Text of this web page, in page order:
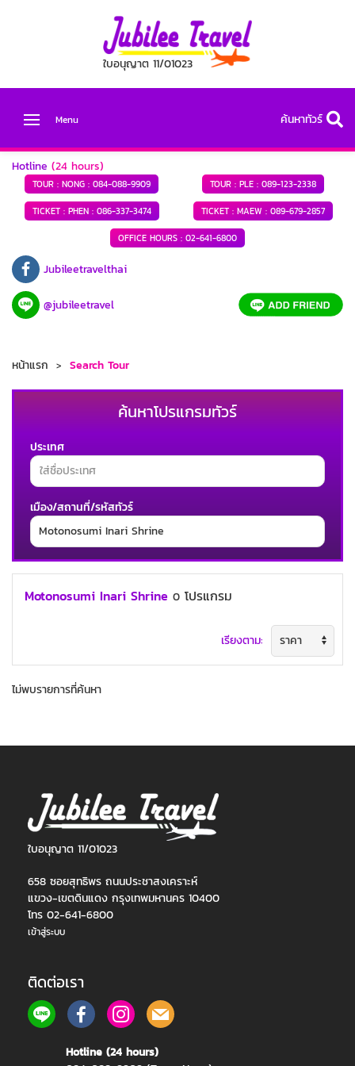
ใบอนุญาต 11/01023
Menu ค้นหาทัวร์
Hotline (24 hours)
TOUR : NONG : 084-088-9909 TOUR : PLE : 089-123-2338
TICKET : PHEN :086-337-3474 TICKET : MAEW : 089-679-2857
OFFICE HOURS : 02-641-6800
Jubileetravelthai
@jubileetravel
หน้าแรก Search Tour
ค้นหาโปรแกรมทัวร์
ประเทศ
เมือง/สถานที่/รหัสทัวร์
Motonosumi Inari Shrine 0 โปรแกรม
เรียงตาม:
ไม่พบรายการที่ค้นหา
ใบอนุญาต 11/01023
658 ซอยสุทธิพร ถนนประชาสงเคราะห์
แขวง-เขตดินแดง กรุงเทพมหานคร 10400
โทร 02-641-6800
เข้าสู่ระบบ
ติดต่อเรา
Hotline (24 hours)